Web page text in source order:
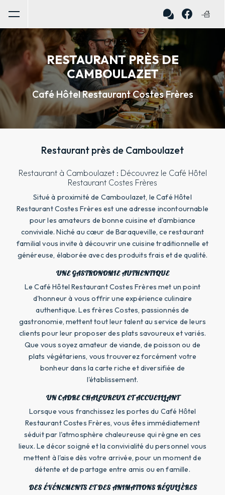
RESTAURANT PRÈS DE
CAMBOULAZET
Café Hôtel Restaurant Costes Frères
Restaurant près de Camboulazet
Restaurant à Camboulazet : Découvrez le Café Hôtel
Restaurant Costes Frères
Situé à proximité de Camboulazet, le Café Hôtel
Restaurant Costes Frères est une adresse incontournable
pour les amateurs de bonne cuisine et d'ambiance
conviviale. Niché au cœur de Baraqueville, ce restaurant
familial vous invite à découvrir une cuisine traditionnelle et
généreuse, élaborée avec des produits frais et de qualité.
UNE GASTRONOMIE AUTHENTIQUE
Le Café Hôtel Restaurant Costes Frères met un point
d'honneur à vous offrir une expérience culinaire
authentique. Les frères Costes, passionnés de
gastronomie, mettent tout leur talent au service de leurs
clients pour leur proposer des plats savoureux et variés.
Que vous soyez amateur de viande, de poisson ou de
plats végétariens, vous trouverez forcément votre
bonheur dans la carte riche et diversifiée de
l'établissement.
UN CADRE CHALEUREUX ET ACCUEILLANT
Lorsque vous franchissez les portes du Café Hôtel
Restaurant Costes Frères, vous êtes immédiatement
séduit par l'atmosphère chaleureuse qui règne en ces
lieux. Le décor soigné et la convivialité du personnel vous
mettent à l'aise dès votre arrivée, pour un moment de
détente et de partage entre amis ou en famille.
DES ÉVÉNEMENTS ET DES ANIMATIONS RÉGULIÈRES